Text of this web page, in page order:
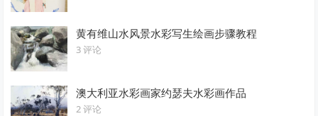
黄有维山水风景水彩写生绘画步骤教程
3 评论
澳大利亚水彩画家约瑟夫水彩画作品
2 评论